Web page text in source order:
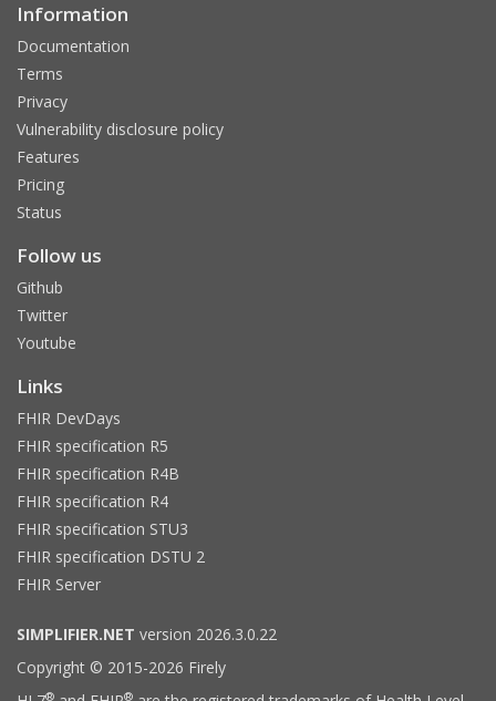
Information
Documentation
Terms
Privacy
Vulnerability disclosure policy
Features
Pricing
Status
Follow us
Github
Twitter
Youtube
Links
FHIR DevDays
FHIR specification R5
FHIR specification R4B
FHIR specification R4
FHIR specification STU3
FHIR specification DSTU 2
FHIR Server
SIMPLIFIER.NET version 2026.3.0.22
Copyright © 2015-2026 Firely
® ®